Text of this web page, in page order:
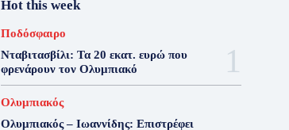
Hot this week
Ποδόσφαιρο
Νταβιτασβίλι: Τα 20 εκατ. ευρώ που
φρενάρουν τον Ολυμπιακό
Ολυμπιακός
Ολυμπιακός – Ιωαννίδης: Επιστρέφει